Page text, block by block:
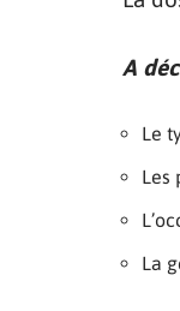
A
Le
Les
La